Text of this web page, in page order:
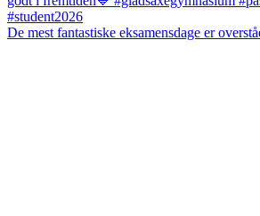
De mest fantastiske eksamensdage er